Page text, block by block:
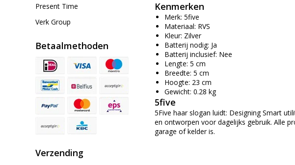
Present Time
Verk Group
Betaalmethoden
Verzending
Kenmerken
Merk: 5five
Materiaal: RVS
Kleur: Zilver
Batterij nodig: Ja
Batterij inclusief: Nee
Lengte: 5 cm
Breedte: 5 cm
Hoogte: 23 cm
Gewicht: 0.28 kg
5five
5Five haar slogan luidt: Designing Smart
en ontworpen voor dagelijks gebruik. Alle
garage of kelder is.